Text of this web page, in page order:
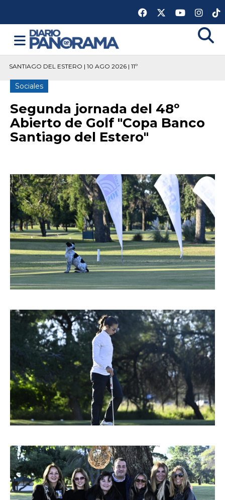
SANTIAGO DEL ESTERO | 10 AGO 2026 | 11º
Sociales
Segunda jornada del 48º
Abierto de Golf "Copa Banco
Santiago del Estero"